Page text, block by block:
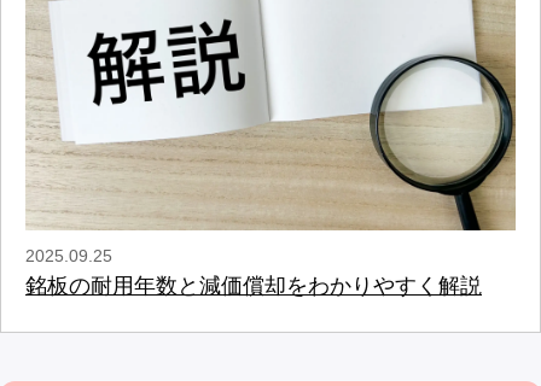
2025.09.25
銘板の耐用年数と減価償却をわかりやすく解説